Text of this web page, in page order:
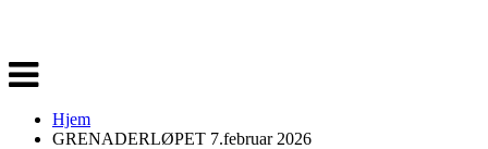
Veksle
navigasjon
Hjem
GRENADERLØPET 7.februar 2026